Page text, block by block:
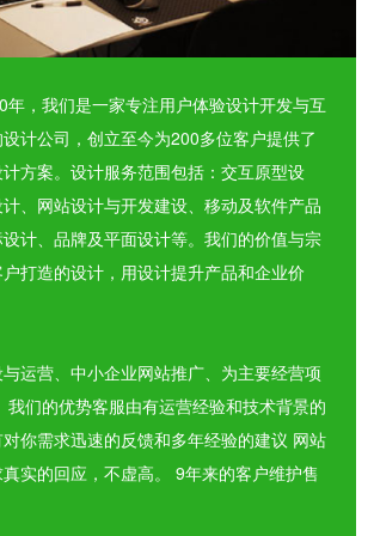
年，我们是一家专注用户体验设计开发与互
计公司，创立至今为200多位客户提供了
方案。设计服务范围包括：交互原型设
、网站设计与开发建设、移动及软件产品
计、品牌及平面设计等。我们的价值与宗
打造的设计，用设计提升产品和企业价
运营、中小企业网站推广、为主要经营项
我们的优势客服由有运营经验和技术背景的
你需求迅速的反馈和多年经验的建议 网站
实的回应，不虚高。 9年来的客户维护售